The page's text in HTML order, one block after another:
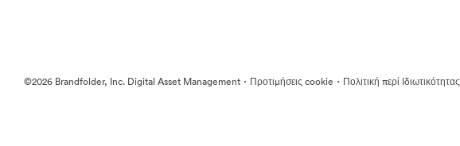
©2026 Brandfolder, Inc. Digital Asset Management · Προτιμήσεις cookie · Πολιτική περί Ιδιωτικότητας